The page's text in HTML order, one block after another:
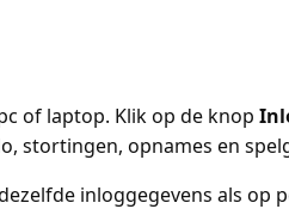
of laptop. Klik op de knop
stortingen, opnames en
inloggegevens als op